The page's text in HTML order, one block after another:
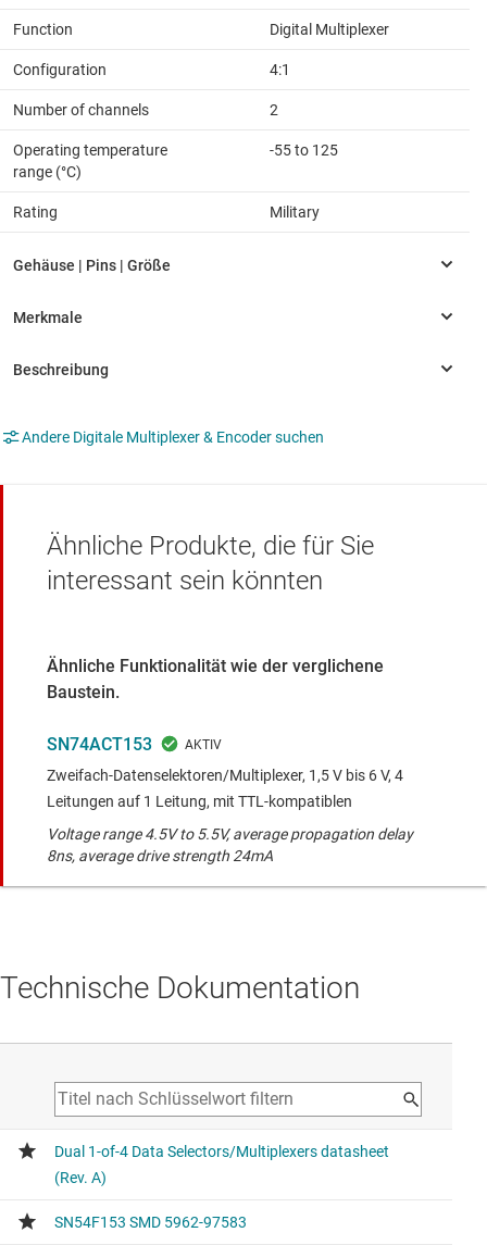
Function Digital Multiplexer
Configuration 4:1
Number of channels 2
Operating temperature
range (°C)
-55 to 125
Rating Military
Andere Digitale Multiplexer & Encoder suchen
Ähnliche Produkte, die für Sie
interessant sein könnten
Ähnliche Funktionalität wie der verglichene
Baustein.
SN74ACT153
Zweifach-Datenselektoren/Multiplexer, 1,5 V bis 6 V, 4
Leitungen auf 1 Leitung, mit TTL-kompatiblen
Voltage range 4.5V to 5.5V, average propagation delay
8ns, average drive strength 24mA
Technische Dokumentation